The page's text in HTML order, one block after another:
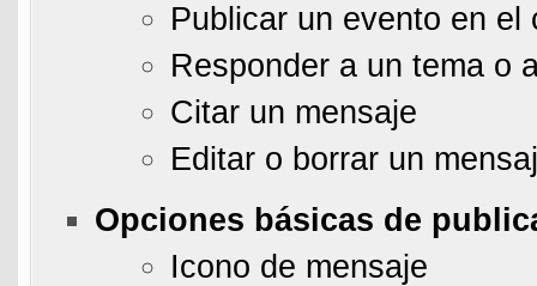
Publicar un evento en el
Responder a un tema o
Citar un mensaje
Editar o borrar un
Opciones básicas de
Icono de mensaje